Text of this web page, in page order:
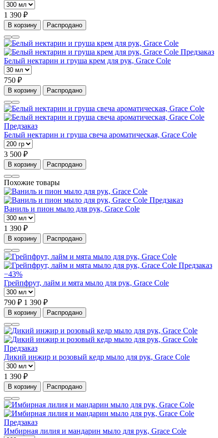
1 390 ₽
В корзину Распродано
Предзаказ
Белый нектарин и груша крем для рук, Grace Cole
750 ₽
В корзину Распродано
Предзаказ
Белый нектарин и груша свеча ароматическая, Grace Cole
3 500 ₽
В корзину Распродано
Похожие товары
Предзаказ
Ваниль и пион мыло для рук, Grace Cole
1 390 ₽
В корзину Распродано
Предзаказ
−43%
Грейпфрут, лайм и мята мыло для рук, Grace Cole
790 ₽ 1 390 ₽
В корзину Распродано
Предзаказ
Дикий инжир и розовый кедр мыло для рук, Grace Cole
1 390 ₽
В корзину Распродано
Предзаказ
Имбирная лилия и мандарин мыло для рук, Grace Cole